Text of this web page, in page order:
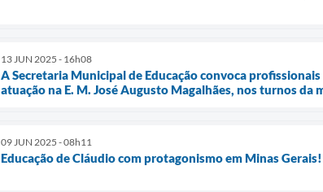
13 JUN 2025 - 16h08
A Secretaria Municipal de Educação convoca
atuação na E. M. José Augusto Magalhães, nos turnos da
09 JUN 2025 - 08h11
Educação de Cláudio com protagonismo em Minas Gerais!